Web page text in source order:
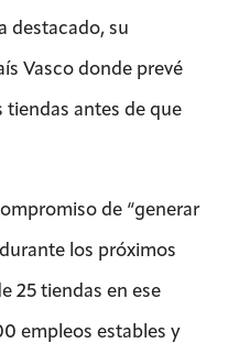
destacado, su
Vasco donde prevé
tiendas antes de que
de “generar
los próximos
25 tiendas en ese
empleos estables y